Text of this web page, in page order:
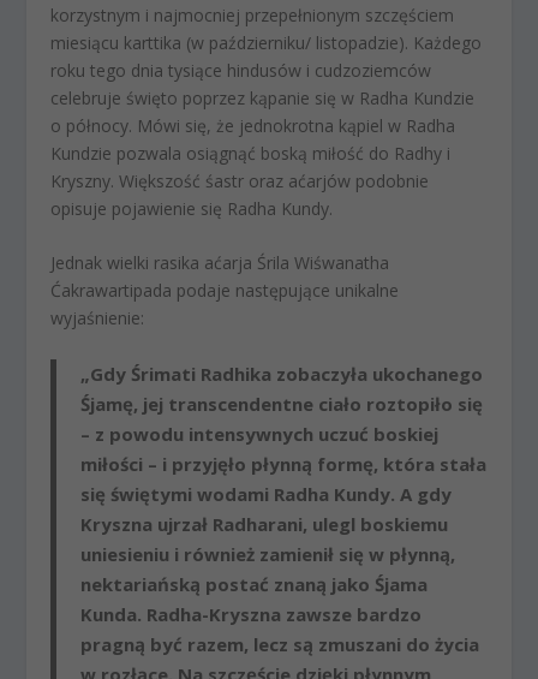
korzystnym i najmocniej przepełnionym szczęściem
miesiącu karttika (w październiku/ listopadzie). Każdego
roku tego dnia tysiące hindusów i cudzoziemców
celebruje święto poprzez kąpanie się w Radha Kundzie
o północy. Mówi się, że jednokrotna kąpiel w Radha
Kundzie pozwala osiągnąć boską miłość do Radhy i
Kryszny. Większość śastr oraz aćarjów podobnie
opisuje pojawienie się Radha Kundy.
Jednak wielki rasika aćarja Śrila Wiśwanatha
Ćakrawartipada podaje następujące unikalne
wyjaśnienie:
„Gdy Śrimati Radhika zobaczyła ukochanego
Śjamę, jej transcendentne ciało roztopiło się
– z powodu intensywnych uczuć boskiej
miłości – i przyjęło płynną formę, która stała
się świętymi wodami Radha Kundy. A gdy
Kryszna ujrzał Radharani, ulegl boskiemu
uniesieniu i również zamienił się w płynną,
nektariańską postać znaną jako Śjama
Kunda. Radha-Kryszna zawsze bardzo
pragną być razem, lecz są zmuszani do życia
w rozłące. Na szczęście dzięki płynnym